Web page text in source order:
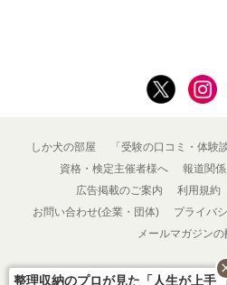
しか犬の部屋 「受験の口コミ・体験
資格・検定主催者様へ
報道関
広告掲載のご案内
利用規約
お問い合わせ(企業・団体)
プライバ
メールマガジン
整理収納のプロが見た「人生が上手